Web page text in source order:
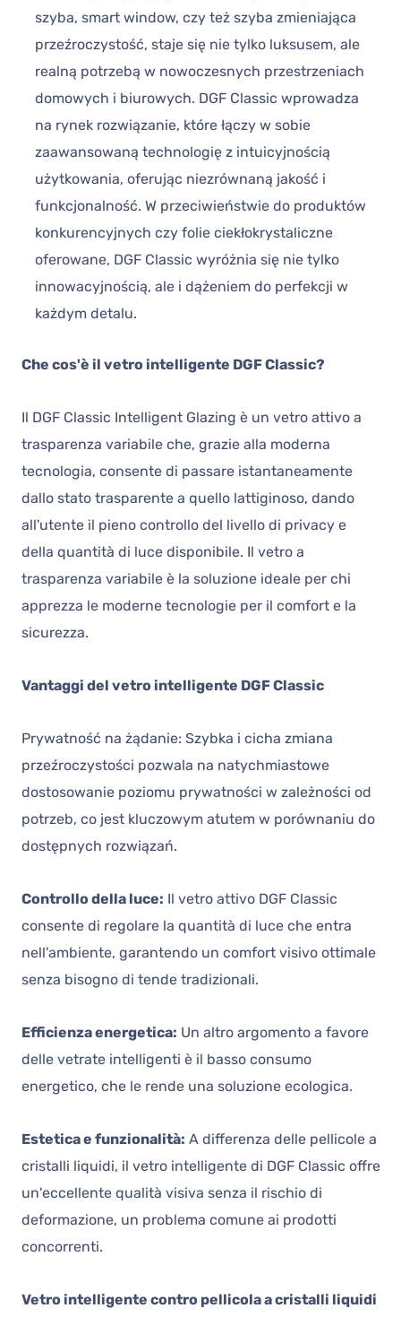
szyba, smart window, czy też szyba zmieniająca
przeźroczystość, staje się nie tylko luksusem, ale
realną potrzebą w nowoczesnych przestrzeniach
domowych i biurowych. DGF Classic wprowadza
na rynek rozwiązanie, które łączy w sobie
zaawansowaną technologię z intuicyjnością
użytkowania, oferując niezrównaną jakość i
funkcjonalność. W przeciwieństwie do produktów
konkurencyjnych czy folie ciekłokrystaliczne
oferowane, DGF Classic wyróżnia się nie tylko
innowacyjnością, ale i dążeniem do perfekcji w
każdym detalu.
Che cos'è il vetro intelligente DGF Classic?
Il DGF Classic Intelligent Glazing è un vetro attivo a
trasparenza variabile che, grazie alla moderna
tecnologia, consente di passare istantaneamente
dallo stato trasparente a quello lattiginoso, dando
all'utente il pieno controllo del livello di privacy e
della quantità di luce disponibile. Il vetro a
trasparenza variabile è la soluzione ideale per chi
apprezza le moderne tecnologie per il comfort e la
sicurezza.
Vantaggi del vetro intelligente DGF Classic
Prywatność na żądanie: Szybka i cicha zmiana
przeźroczystości pozwala na natychmiastowe
dostosowanie poziomu prywatności w zależności od
potrzeb, co jest kluczowym atutem w porównaniu do
dostępnych rozwiązań.
Controllo della luce: Il vetro attivo DGF Classic
consente di regolare la quantità di luce che entra
nell'ambiente, garantendo un comfort visivo ottimale
senza bisogno di tende tradizionali.
Efficienza energetica: Un altro argomento a favore
delle vetrate intelligenti è il basso consumo
energetico, che le rende una soluzione ecologica.
Estetica e funzionalità: A differenza delle pellicole a
cristalli liquidi, il vetro intelligente di DGF Classic offre
un'eccellente qualità visiva senza il rischio di
deformazione, un problema comune ai prodotti
concorrenti.
Vetro intelligente contro pellicola a cristalli liquidi